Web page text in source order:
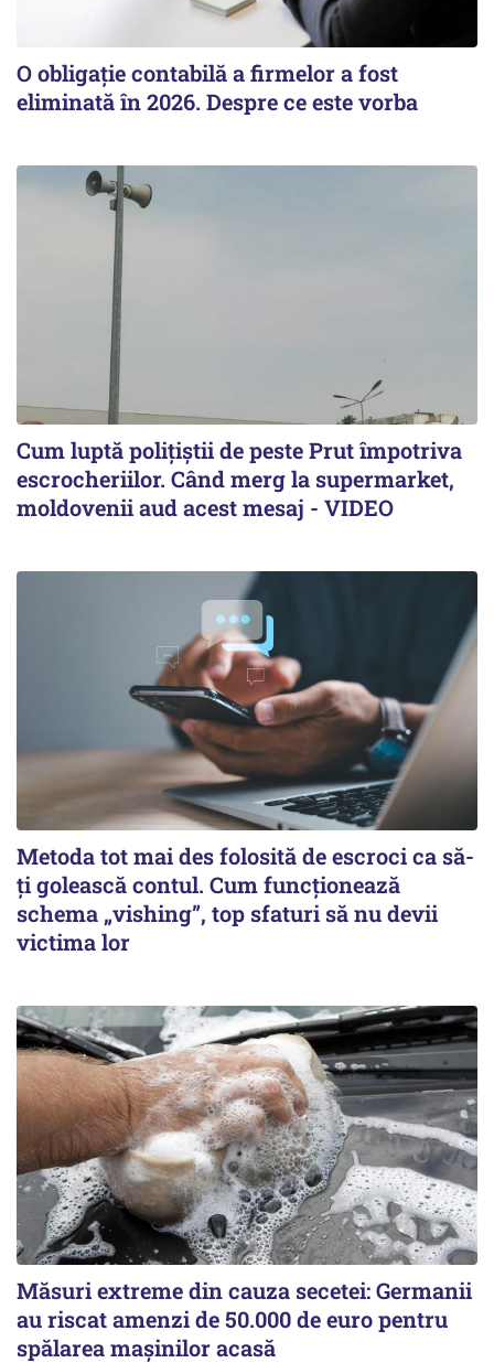
O obligație contabilă a firmelor a fost
eliminată în 2026. Despre ce este vorba
Cum luptă polițiștii de peste Prut împotriva
escrocheriilor. Când merg la supermarket,
moldovenii aud acest mesaj - VIDEO
Metoda tot mai des folosită de escroci ca să-
ți golească contul. Cum funcționează
schema „vishing”, top sfaturi să nu devii
victima lor
Măsuri extreme din cauza secetei: Germanii
au riscat amenzi de 50.000 de euro pentru
spălarea mașinilor acasă